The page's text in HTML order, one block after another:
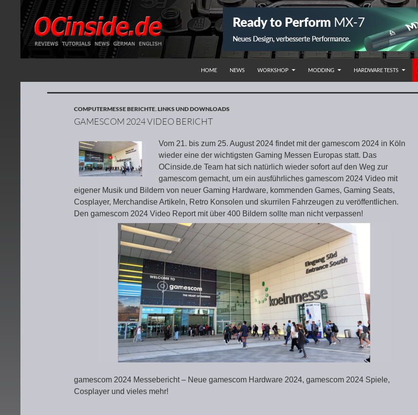
HOME
NEWS WORKSHOP MODDING HARDWARE TESTS
COMPUTERMESSE BERICHTE,LINKS UND DOWNLOADS
GAMESCOM 2024 VIDEO BERICHT
Vom 21. bis zum 25. August 2024 findet mit der gamescom 2024 in Köln
wieder eine der wichtigsten Gaming Messen Europas statt. Das
OCinside.de Team hat sich natürlich wieder sofort auf den Weg zur
gamescom gemacht, um ein ausführliches gamescom 2024 Video mit
eigener Musik und Bildern von neuer Gaming Hardware, kommenden Games, Gaming Seats,
Cosplayer, Merchandise Artikeln, Retro Konsolen und skurrilen Fahrzeugen zu veröffentlichen.
Den gamescom 2024 Video Report mit über 400 Bildern sollte man nicht verpassen!
gamescom 2024 Messebericht – Neue gamescom Hardware 2024, gamescom 2024 Spiele,
Cosplayer und vieles mehr!